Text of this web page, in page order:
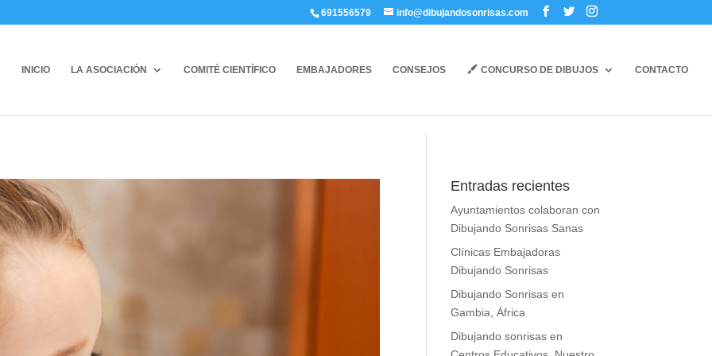
691556579 info@dibujandosonrisas.com
INICIO LA ASOCIACIÓN COMITÉ CIENTÍFICO EMBAJADORES CONSEJOS CONCURSO DE DIBUJOS CONTACTO
Entradas recientes
Ayuntamientos colaboran con
Dibujando Sonrisas Sanas
Clínicas Embajadoras
Dibujando Sonrisas
Dibujando Sonrisas en
Gambia, África
Dibujando sonrisas en